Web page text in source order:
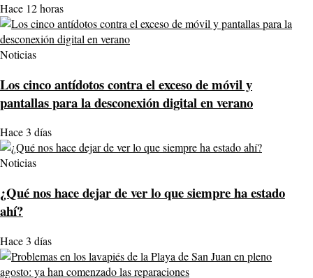
Hace 12 horas
Noticias
Los cinco antídotos contra el exceso de móvil y
pantallas para la desconexión digital en verano
Hace 3 días
Noticias
¿Qué nos hace dejar de ver lo que siempre ha estado
ahí?
Hace 3 días